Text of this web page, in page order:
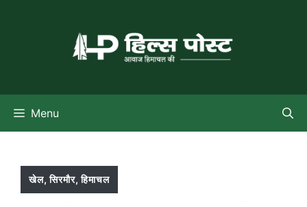
Menu
खेल,सिरमौर,हिमाचल